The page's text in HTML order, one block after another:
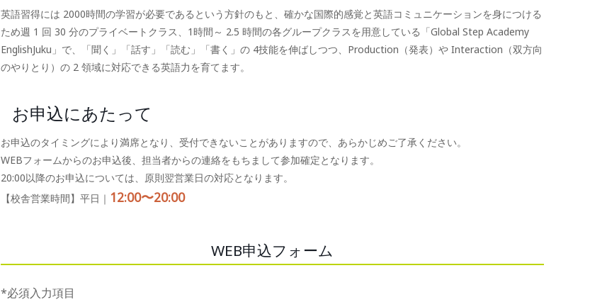
英語習得には 2000時間の学習が必要であるという方針のもと、確かな国際的感覚と英語コミュニケーションを身につける
ため週 1 回 30 分のプライベートクラス、1時間～ 2.5 時間の各グループクラスを用意している「Global Step Academy
EnglishJuku」で、「聞く」「話す」「読む」「書く」の 4技能を伸ばしつつ、Production（発表）や Interaction（双方向
のやりとり）の 2 領域に対応できる英語力を育てます。
お申込にあたって
お申込のタイミングにより満席となり、受付できないことがありますので、あらかじめご了承ください。
WEBフォームからのお申込後、担当者からの連絡をもちまして参加確定となります。
20:00以降のお申込については、原則翌営業日の対応となります。
【校舎営業時間】平日｜ 12:00〜20:00
WEB申込フォーム
*必須入力項目